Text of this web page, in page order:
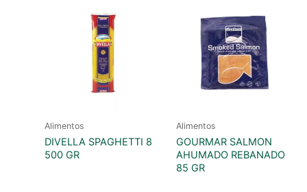
Alimentos
DIVELLA SPAGHETTI 8
500 GR
Alimentos
GOURMAR SALMON
AHUMADO REBANADO
85 GR